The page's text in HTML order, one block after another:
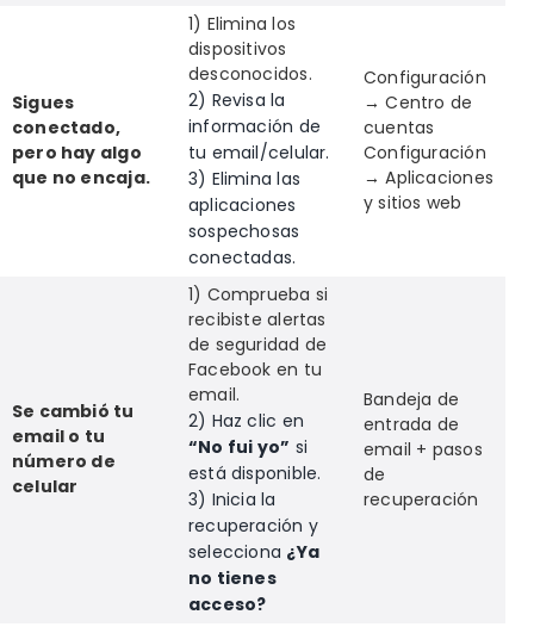
Sigues
conectado,
pero hay algo
que no encaja.
1) Elimina los
dispositivos
desconocidos.
2) Revisa la
información de
tu email/celular.
3) Elimina las
aplicaciones
sospechosas
conectadas.
Configuración
→ Centro de
cuentas
Configuración
→ Aplicaciones
y sitios web
Se cambió tu
email o tu
número de
celular
1) Comprueba si
recibiste alertas
de seguridad de
Facebook en tu
email.
2) Haz clic en
“No fui yo” si
está disponible.
3) Inicia la
recuperación y
selecciona ¿Ya
no tienes
acceso?
Bandeja de
entrada de
email + pasos
de
recuperación